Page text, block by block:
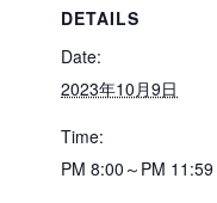
DETAILS
Date:
2023年10月9日
Time:
PM 8:00～PM 11:59